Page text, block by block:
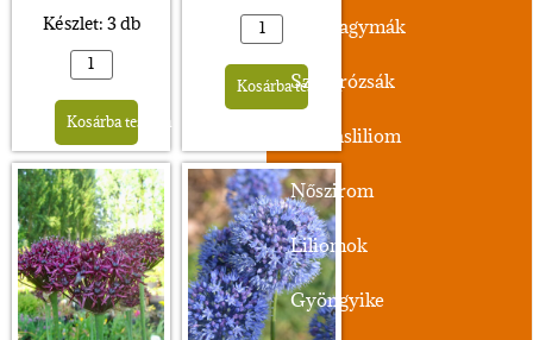
Díszhagymák
Szellőrózsák
Kockásliliom
Nőszirom
Liliomok
Gyöngyike
Készlet: 3 db
Kosárba teszem
Alternative:
Kosárba teszem